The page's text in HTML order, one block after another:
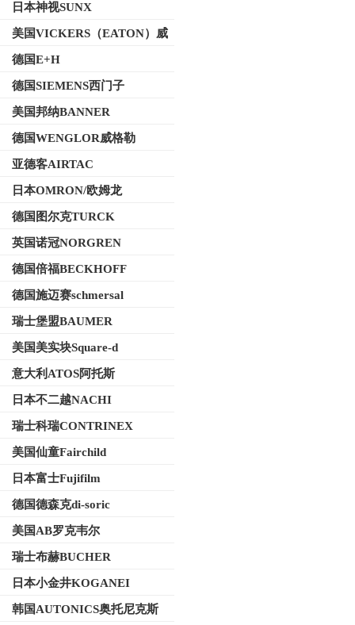
日本神视SUNX
美国VICKERS（EATON）威
格士
德国E+H
德国SIEMENS西门子
美国邦纳BANNER
德国WENGLOR威格勒
亚德客AIRTAC
日本OMRON/欧姆龙
德国图尔克TURCK
英国诺冠NORGREN
德国倍福BECKHOFF
德国施迈赛schmersal
瑞士堡盟BAUMER
美国美实块Square-d
意大利ATOS阿托斯
日本不二越NACHI
瑞士科瑞CONTRINEX
美国仙童Fairchild
日本富士Fujifilm
德国德森克di-soric
美国AB罗克韦尔
瑞士布赫BUCHER
日本小金井KOGANEI
韩国AUTONICS奥托尼克斯